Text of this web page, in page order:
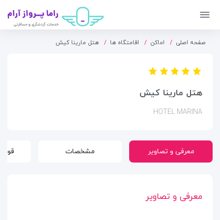
صفحه اصلی اماکن اقامتگاه ها هتل مارینا کیش
هتل مارینا کیش
HOTEL MARINA
معرفی و تصاویر مشخصات
معرفی و تصاویر